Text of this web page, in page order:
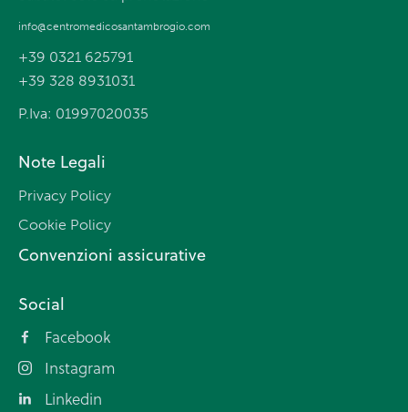
info@centromedicosantambrogio.com
+39 0321 625791
+39 328 8931031
P.Iva: 01997020035
Note Legali
Privacy Policy
Cookie Policy
Convenzioni assicurative
Social
Facebook
Instagram
Linkedin